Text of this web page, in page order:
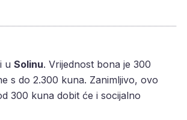
u Solinu. Vrijednost bona je 300
s do 2.300 kuna. Zanimljivo, ovo
300 kuna dobit će i socijalno